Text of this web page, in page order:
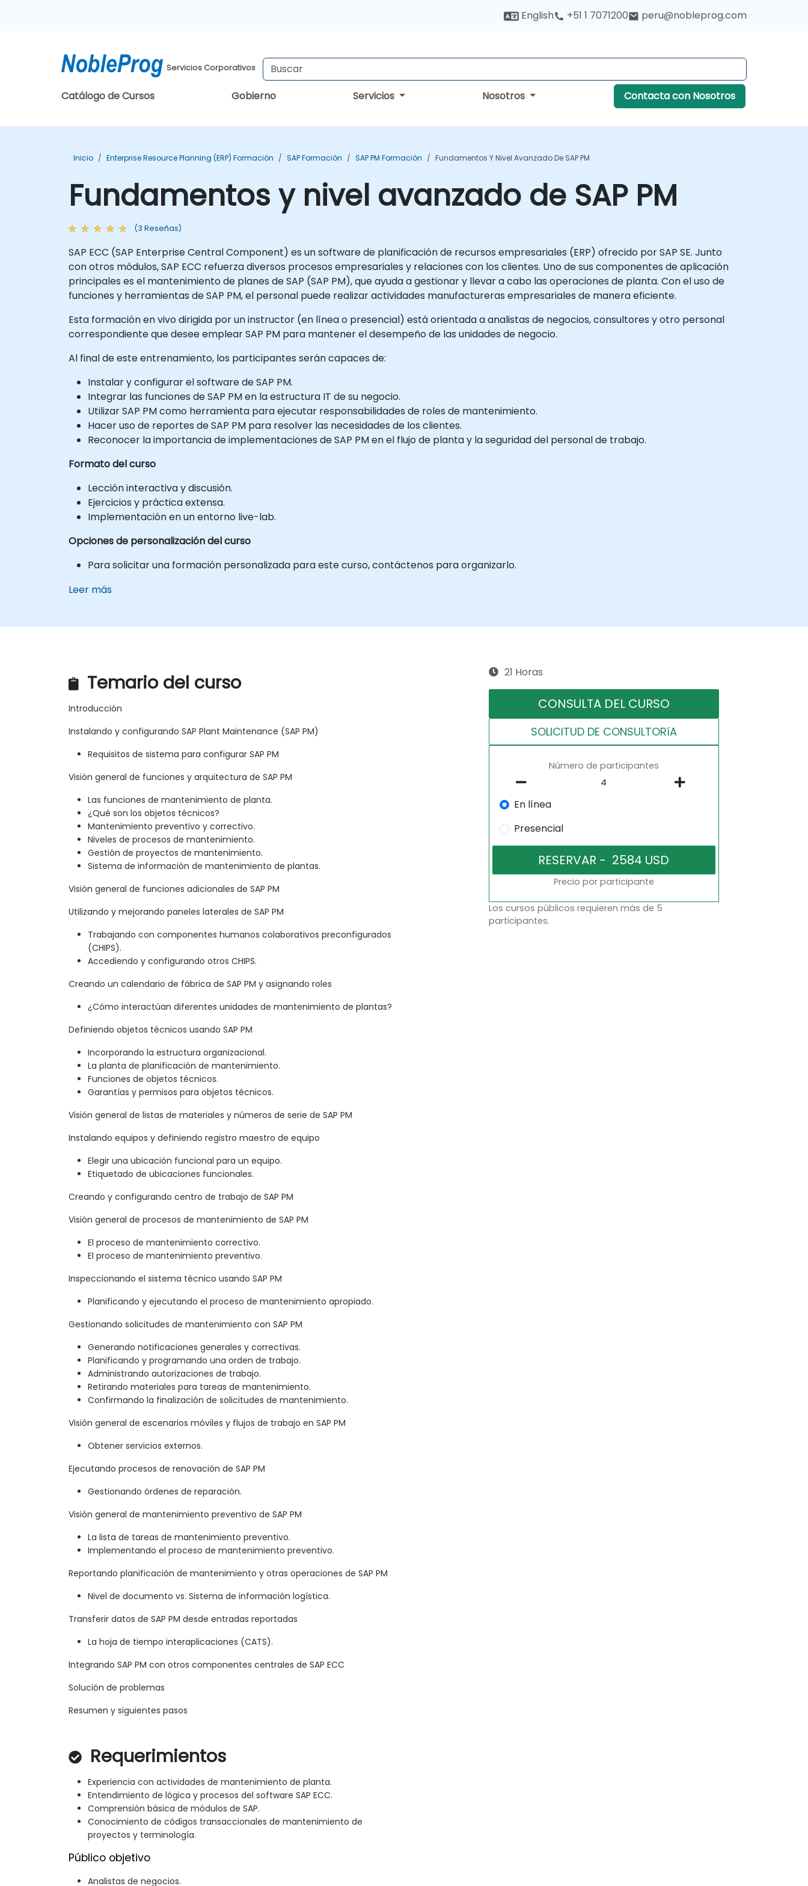
English +51 1 7071200 peru@nobleprog.com
Servicios Corporativos
Catálogo de Cursos Gobierno Servicios Nosotros Contacta con Nosotros
Inicio Enterprise Resource Planning (ERP) Formación SAP Formación SAP PM Formación Fundamentos Y Nivel Avanzado De SAP PM
Fundamentos y nivel avanzado de SAP PM
(3 Reseñas)
SAP ECC (SAP Enterprise Central Component) es un software de planificación de recursos empresariales (ERP) ofrecido por SAP SE. Junto
con otros módulos, SAP ECC refuerza diversos procesos empresariales y relaciones con los clientes. Uno de sus componentes de aplicación
principales es el mantenimiento de planes de SAP (SAP PM), que ayuda a gestionar y llevar a cabo las operaciones de planta. Con el uso de
funciones y herramientas de SAP PM, el personal puede realizar actividades manufactureras empresariales de manera eficiente.
Esta formación en vivo dirigida por un instructor (en línea o presencial) está orientada a analistas de negocios, consultores y otro personal
correspondiente que desee emplear SAP PM para mantener el desempeño de las unidades de negocio.
Al final de este entrenamiento, los participantes serán capaces de:
Instalar y configurar el software de SAP PM.
Integrar las funciones de SAP PM en la estructura IT de su negocio.
Utilizar SAP PM como herramienta para ejecutar responsabilidades de roles de mantenimiento.
Hacer uso de reportes de SAP PM para resolver las necesidades de los clientes.
Reconocer la importancia de implementaciones de SAP PM en el flujo de planta y la seguridad del personal de trabajo.
Formato del curso
Lección interactiva y discusión.
Ejercicios y práctica extensa.
Implementación en un entorno live-lab.
Opciones de personalización del curso
Para solicitar una formación personalizada para este curso, contáctenos para organizarlo.
Leer más
Temario del curso
Introducción
Instalando y configurando SAP Plant Maintenance (SAP PM)
Requisitos de sistema para configurar SAP PM
Visión general de funciones y arquitectura de SAP PM
Las funciones de mantenimiento de planta.
¿Qué son los objetos técnicos?
Mantenimiento preventivo y correctivo.
Niveles de procesos de mantenimiento.
Gestión de proyectos de mantenimiento.
Sistema de información de mantenimiento de plantas.
Visión general de funciones adicionales de SAP PM
Utilizando y mejorando paneles laterales de SAP PM
Trabajando con componentes humanos colaborativos preconfigurados
(CHIPS).
Accediendo y configurando otros CHIPS.
Creando un calendario de fábrica de SAP PM y asignando roles
¿Cómo interactúan diferentes unidades de mantenimiento de plantas?
Definiendo objetos técnicos usando SAP PM
Incorporando la estructura organizacional.
La planta de planificación de mantenimiento.
Funciones de objetos técnicos.
Garantías y permisos para objetos técnicos.
Visión general de listas de materiales y números de serie de SAP PM
Instalando equipos y definiendo registro maestro de equipo
Elegir una ubicación funcional para un equipo.
Etiquetado de ubicaciones funcionales.
Creando y configurando centro de trabajo de SAP PM
Visión general de procesos de mantenimiento de SAP PM
El proceso de mantenimiento correctivo.
El proceso de mantenimiento preventivo.
Inspeccionando el sistema técnico usando SAP PM
Planificando y ejecutando el proceso de mantenimiento apropiado.
Gestionando solicitudes de mantenimiento con SAP PM
Generando notificaciones generales y correctivas.
Planificando y programando una orden de trabajo.
Administrando autorizaciones de trabajo.
Retirando materiales para tareas de mantenimiento.
Confirmando la finalización de solicitudes de mantenimiento.
Visión general de escenarios móviles y flujos de trabajo en SAP PM
Obtener servicios externos.
Ejecutando procesos de renovación de SAP PM
Gestionando órdenes de reparación.
Visión general de mantenimiento preventivo de SAP PM
La lista de tareas de mantenimiento preventivo.
Implementando el proceso de mantenimiento preventivo.
Reportando planificación de mantenimiento y otras operaciones de SAP PM
Nivel de documento vs. Sistema de información logística.
Transferir datos de SAP PM desde entradas reportadas
La hoja de tiempo interaplicaciones (CATS).
Integrando SAP PM con otros componentes centrales de SAP ECC
Solución de problemas
Resumen y siguientes pasos
Requerimientos
Experiencia con actividades de mantenimiento de planta.
Entendimiento de lógica y procesos del software SAP ECC.
Comprensión básica de módulos de SAP.
Conocimiento de códigos transaccionales de mantenimiento de
proyectos y terminología.
Público objetivo
Analistas de negocios.
21 Horas
CONSULTA DEL CURSO
SOLICITUD DE CONSULTORíA
Número de participantes
En línea
Presencial
Precio por participante
Los cursos públicos requieren más de 5
participantes.